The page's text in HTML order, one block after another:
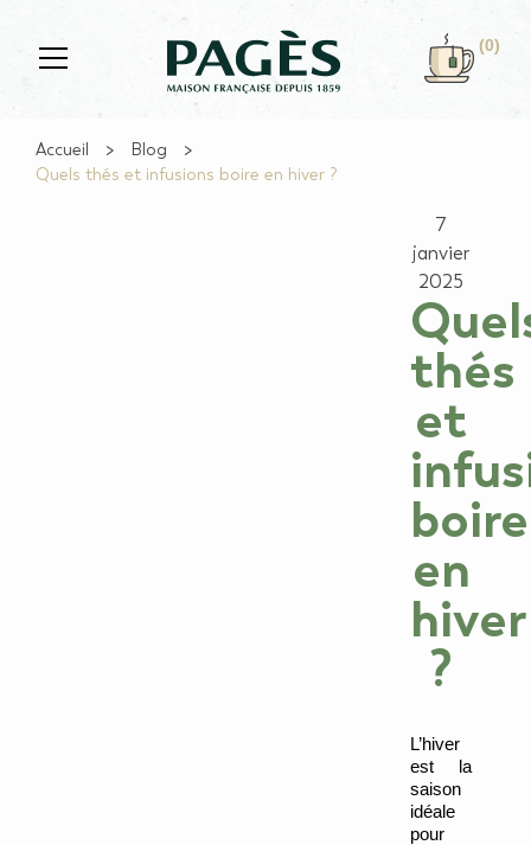
Accueil
Blog
Quels thés et infusions boire en hiver ?
7
janvier
2025
thés
et
boire
en
hiver
?
L’hiver
est la
saison
idéale
pour
(0)